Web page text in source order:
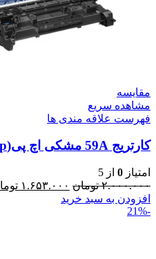
مقایسه
مشاهده سریع
فهرست علاقه مندی ها
کارتریج 59A مشکی اچ پی(hp) – بدون چیپ
امتیاز 0 از 5
۲.۰۰۰.۰۰۰ تومان ۱.۶۵۳.۰۰۰
افزودن به سبد خرید
-21%